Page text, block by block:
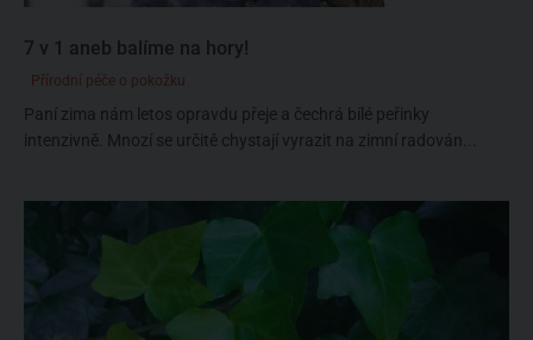
7 v 1 aneb balíme na hory!
Přírodní péče o pokožku
Paní zima nám letos opravdu přeje a čechrá bílé peřinky
intenzivně. Mnozí se určitě chystají vyrazit na zimní radován...